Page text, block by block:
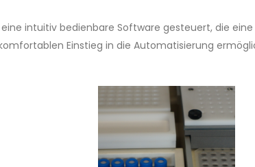
intuitiv bedienbare Software gesteuert, die
Einstieg in die Automatisierung